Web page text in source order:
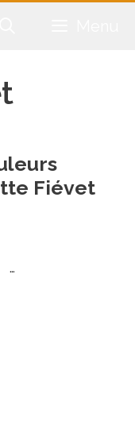
Fiévet
…